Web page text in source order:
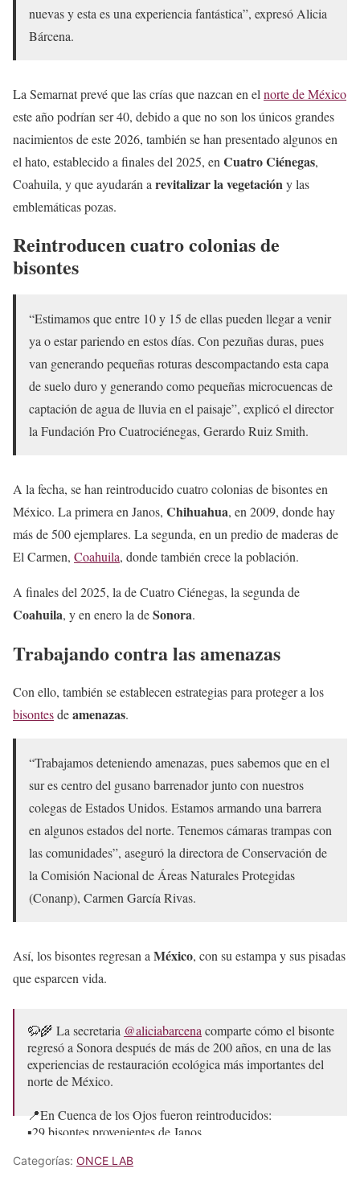
nuevas y esta es una experiencia fantástica”, expresó Alicia
Bárcena.
La Semarnat prevé que las crías que nazcan en el norte de México
este año podrían ser 40, debido a que no son los únicos grandes
nacimientos de este 2026, también se han presentado algunos en
el hato, establecido a finales del 2025, en Cuatro Ciénegas,
Coahuila, y que ayudarán a revitalizar la vegetación y las
emblemáticas pozas.
Reintroducen cuatro colonias de
bisontes
“Estimamos que entre 10 y 15 de ellas pueden llegar a venir
ya o estar pariendo en estos días. Con pezuñas duras, pues
van generando pequeñas roturas descompactando esta capa
de suelo duro y generando como pequeñas microcuencas de
captación de agua de lluvia en el paisaje”, explicó el director
la Fundación Pro Cuatrociénegas, Gerardo Ruiz Smith.
A la fecha, se han reintroducido cuatro colonias de bisontes en
México. La primera en Janos, Chihuahua, en 2009, donde hay
más de 500 ejemplares. La segunda, en un predio de maderas de
El Carmen, Coahuila, donde también crece la población.
A finales del 2025, la de Cuatro Ciénegas, la segunda de
Coahuila, y en enero la deSonora.
Trabajando contra las amenazas
Con ello, también se establecen estrategias para proteger a los
bisontesdeamenazas.
“Trabajamos deteniendo amenazas, pues sabemos que en el
sur es centro del gusano barrenador junto con nuestros
colegas de Estados Unidos. Estamos armando una barrera
en algunos estados del norte. Tenemos cámaras trampas con
las comunidades”, aseguró la directora de Conservación de
la Comisión Nacional de Áreas Naturales Protegidas
(Conanp), Carmen García Rivas.
Así, los bisontes regresan a México, con su estampa y sus pisadas
que esparcen vida.
🦬🌾 La secretaria @aliciabarcena comparte cómo el bisonte
regresó a Sonora después de más de 200 años, en una de las
experiencias de restauración ecológica más importantes del
norte de México.
📍En Cuenca de los Ojos fueron reintroducidos:
▪️29 bisontes provenientes de Janos,…
Categorías: ONCE LAB